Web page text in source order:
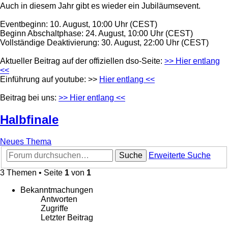
Auch in diesem Jahr gibt es wieder ein Jubiläumsevent.
Eventbeginn: 10. August, 10:00 Uhr (CEST)
Beginn Abschaltphase: 24. August, 10:00 Uhr (CEST)
Vollständige Deaktivierung: 30. August, 22:00 Uhr (CEST)
Aktueller Beitrag auf der offiziellen dso-Seite: >> Hier entlang
<<
Einführung auf youtube: >> Hier entlang <<
Beitrag bei uns: >> Hier entlang <<
Halbfinale
Neues Thema
Suche
Erweiterte Suche
3 Themen • Seite 1 von 1
Bekanntmachungen
Antworten
Zugriffe
Letzter Beitrag